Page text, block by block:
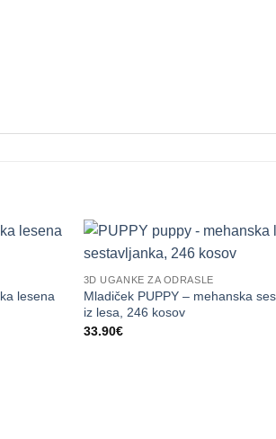
lesena
3D UGANKE ZA ODRASLE
Mladiček PUPPY – mehanska
iz lesa, 246 kosov
33.90€